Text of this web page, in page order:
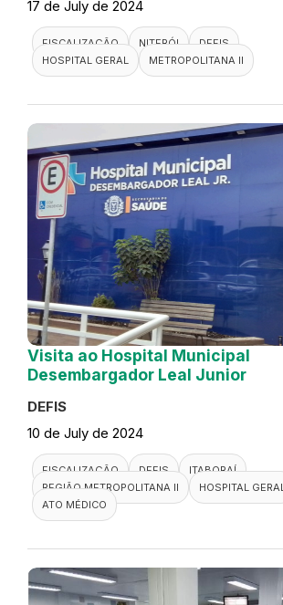
17 de July de 2024
FISCALIZAÇÃO NITERÓI
DEFIS
HOSPITAL GERAL
METROPOLITANA II
Visita ao Hospital Municipal
Desembargador Leal Junior
DEFIS
10 de July de 2024
FISCALIZAÇÃO DEFIS
ITABORAÍ
REGIÃO METROPOLITANA II
HOSPITAL GERAL
ATO MÉDICO